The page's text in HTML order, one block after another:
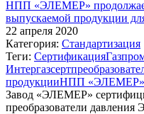
НПП «ЭЛЕМЕР» продолжает
выпускаемой продукции
22 апреля 2020
Категория: Стандартизация
Теги: Сертификация
Интергазсерт
продукцииНПП «ЭЛЕМЕР»
Завод «ЭЛЕМЕР»
преобразователи